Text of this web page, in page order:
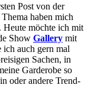
Post von der
haben mich
Heute möchte ich mit
Show Gallery mit
ich auch gern mal
Sachen, in
Garderobe so
oder andere Trend-